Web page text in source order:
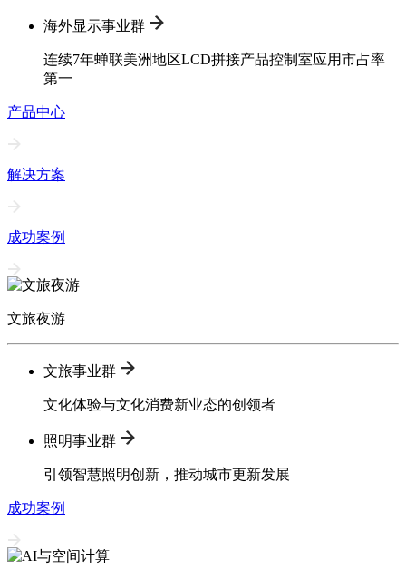
海外显示事业群
连续7年蝉联美洲地区LCD拼接产品控制室应用市占率
第一
产品中心
解决方案
成功案例
文旅夜游
文旅事业群
文化体验与文化消费新业态的创领者
照明事业群
引领智慧照明创新，推动城市更新发展
成功案例